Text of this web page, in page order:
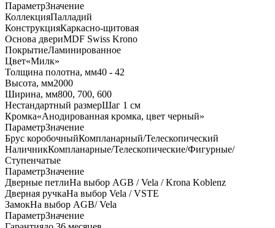
ПараметрЗначение
КоллекцияПалладий
КонструкцияКаркасно-щитовая
Основа двериMDF Swiss Krono
ПокрытиеЛаминированное
Цвет«Милк»
Толщина полотна, мм40 - 42
Высота, мм2000
Ширина, мм800, 700, 600
Нестандартный размерШаг 1 см
Кромка«Анодированная кромка, цвет черный»
ПараметрЗначение
Брус коробочныйКомпланарный/Телескопический
НаличникКомпланарные/Телескопические/Фигурные/
Ступенчатые
ПараметрЗначение
Дверные петлиНа выбор AGB / Vela / Krona Koblenz
Дверная ручкаНа выбор Vela / VSTE
ЗамокНа выбор AGB/ Vela
ПараметрЗначение